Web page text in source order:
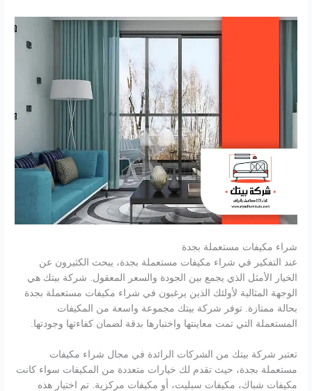
شراء مكيفات مستعملة بجدة
عند التفكير في شراء مكيفات مستعملة بجدة، يبحث الكثيرون عن
الخيار الأمثل الذي يجمع بين الجودة والسعر المعقول. شركة بيتك هي
الوجهة المثالية لأولئك الذين يرغبون في شراء مكيفات مستعملة بجدة
بحالة ممتازة. توفر شركة بيتك مجموعة واسعة من المكيفات
المستعملة التي تمت معاينتها واختبارها بدقة لضمان كفاءتها وجودتها.
تعتبر شركة بيتك من الشركات الرائدة في مجال شراء مكيفات
مستعملة بجدة، حيث تقدم لك خيارات متعددة من المكيفات سواء كانت
مكيفات شباك، مكيفات سبليت، أو مكيفات مركزية. تم اختيار هذه